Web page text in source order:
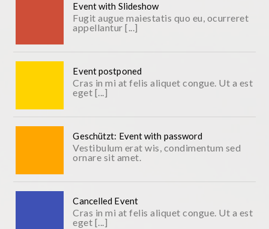
Event with Slideshow
Fugit augue maiestatis quo eu, ocurreret
appellantur [...]
Event postponed
Cras in mi at felis aliquet congue. Ut a est
eget [...]
Geschützt: Event with password
Vestibulum erat wis, condimentum sed
ornare sit amet.
Cancelled Event
Cras in mi at felis aliquet congue. Ut a est
eget [...]